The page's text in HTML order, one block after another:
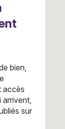
bien,
accès
arrivent,
sur